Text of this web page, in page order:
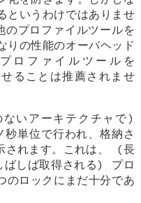
というわけではありませ
のプロファイルツールを
りの性能のオーバヘッド
ロファイルツールを
ることは推薦されませ
いアーキテクチャで)
秒単位で行われ、格納さ
されます。これは、 (長
ばしば取得される) プロ
ロックにまだ十分であ